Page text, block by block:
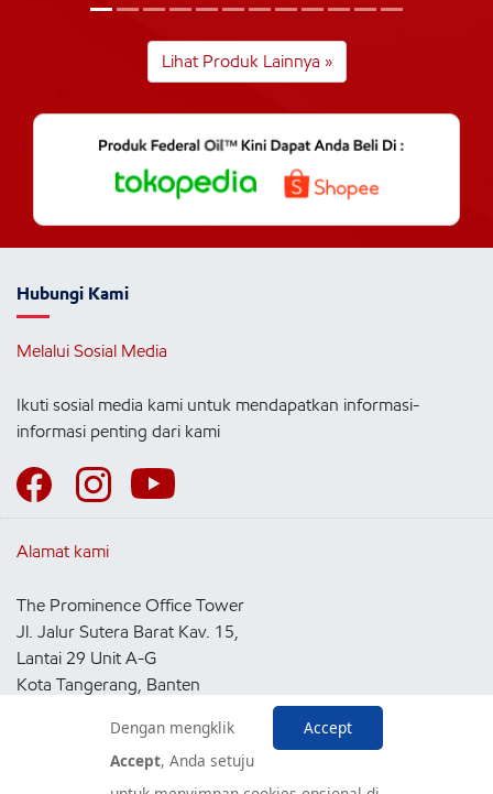
Lihat Produk Lainnya »
Hubungi Kami
Melalui Sosial Media
Ikuti sosial media kami untuk mendapatkan informasi-
informasi penting dari kami
Alamat kami
The Prominence Office Tower
Jl. Jalur Sutera Barat Kav. 15,
Lantai 29 Unit A-G
Kota Tangerang, Banten
Accept
Dengan mengklik
Accept, Anda setuju